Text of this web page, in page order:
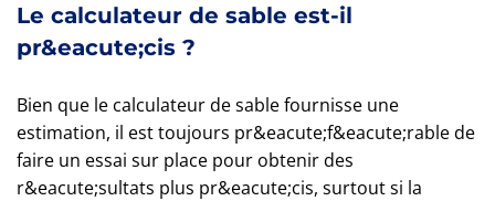
Le calculateur de sable est-il
pr&eacute;cis ?
Bien que le calculateur de sable fournisse une
estimation, il est toujours pr&eacute;f&eacute;rable de
faire un essai sur place pour obtenir des
r&eacute;sultats plus pr&eacute;cis, surtout si la